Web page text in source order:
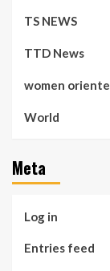
TS NEWS
TTD News
women
World
Meta
Log in
Entries feed